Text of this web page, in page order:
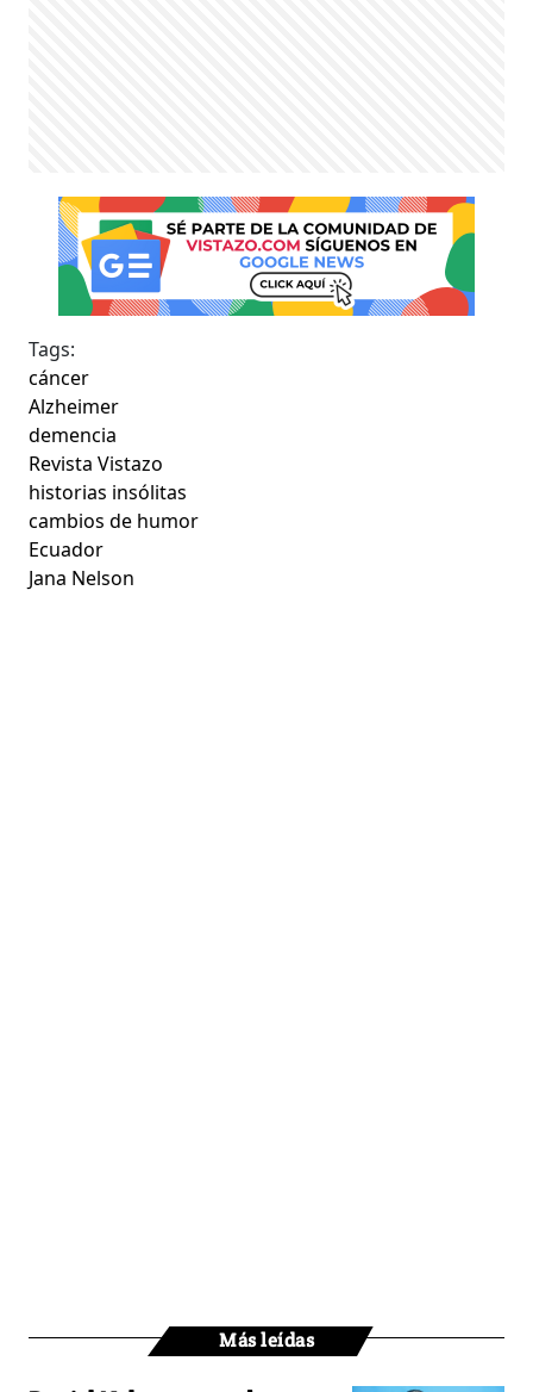
Tags:
cáncer
Alzheimer
demencia
Revista Vistazo
historias insólitas
cambios de humor
Ecuador
Jana Nelson
Más leídas